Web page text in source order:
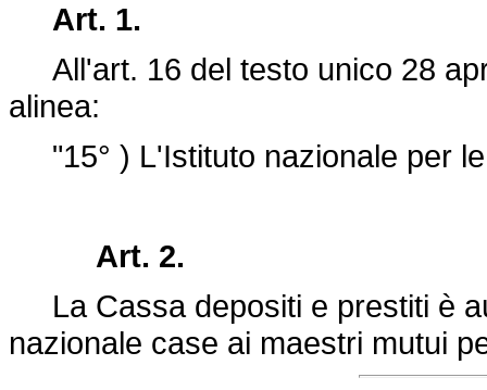
Art. 1.
All'art. 16 del testo unico 28
alinea:
"15° ) L'Istituto nazionale per
Art. 2.
La Cassa depositi e prestiti è
nazionale case ai maestri mutui